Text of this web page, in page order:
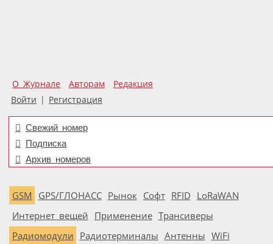
О Журнале Авторам
Редакция
Войти | Регистрация
Свежий номер
Подписка
Архив номеров
GSM GPS/ГЛОНАСС Рынок Софт RFID LoRaWAN
Интернет вещей Применение Трансиверы
Радиомодули Радиотерминалы Антенны WiFi